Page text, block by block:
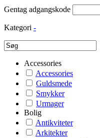
Gentag adgangskode
Kategori -
Accessories
Accessories
Guldsmede
Smykker
Urmager
Bolig
Antikviteter
Arkitekter